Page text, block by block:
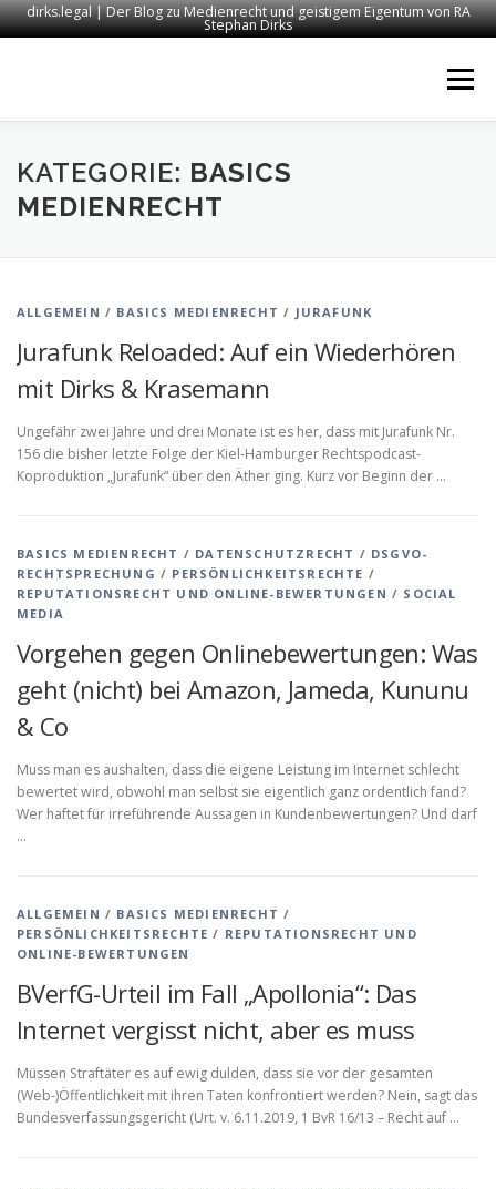
dirks.legal | Der Blog zu Medienrecht und geistigem Eigentum von RA
Stephan Dirks
Menü
START KONTAKT RECHTSANWALT DIRKS
KATEGORIE: BASICS
MEDIENRECHT
ALLGEMEIN / BASICS MEDIENRECHT / JURAFUNK
Jurafunk Reloaded: Auf ein Wiederhören
mit Dirks & Krasemann
Ungefähr zwei Jahre und drei Monate ist es her, dass mit Jurafunk Nr.
156 die bisher letzte Folge der Kiel-Hamburger Rechtspodcast-
Koproduktion „Jurafunk“ über den Äther ging. Kurz vor Beginn der …
BASICS MEDIENRECHT / DATENSCHUTZRECHT / DSGVO-
RECHTSPRECHUNG / PERSÖNLICHKEITSRECHTE /
REPUTATIONSRECHT UND ONLINE-BEWERTUNGEN / SOCIAL
MEDIA
Vorgehen gegen Onlinebewertungen: Was
geht (nicht) bei Amazon, Jameda, Kununu
& Co
Muss man es aushalten, dass die eigene Leistung im Internet schlecht
bewertet wird, obwohl man selbst sie eigentlich ganz ordentlich fand?
Wer haftet für irreführende Aussagen in Kundenbewertungen? Und darf
…
ALLGEMEIN / BASICS MEDIENRECHT /
PERSÖNLICHKEITSRECHTE / REPUTATIONSRECHT UND
ONLINE-BEWERTUNGEN
BVerfG-Urteil im Fall „Apollonia“: Das
Internet vergisst nicht, aber es muss
Müssen Straftäter es auf ewig dulden, dass sie vor der gesamten
(Web-)Öffentlichkeit mit ihren Taten konfrontiert werden? Nein, sagt das
Bundesverfassungsgericht (Urt. v. 6.11.2019, 1 BvR 16/13 – Recht auf …